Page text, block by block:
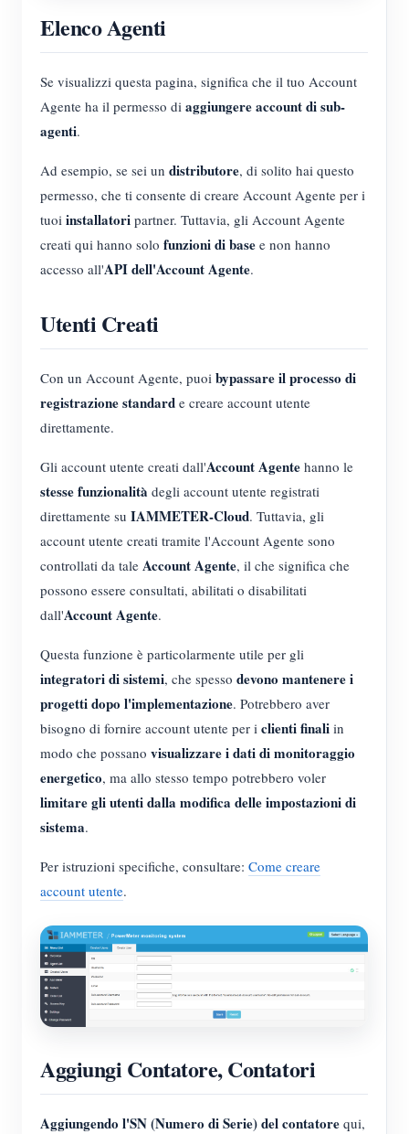
Elenco Agenti
Se visualizzi questa pagina, significa che il tuo Account
Agente ha il permesso di aggiungere account di sub-
agenti.
Ad esempio, se sei un distributore, di solito hai questo
permesso, che ti consente di creare Account Agente per i
tuoi installatori partner. Tuttavia, gli Account Agente
creati qui hanno solo funzioni di base e non hanno
accesso all'API dell'Account Agente.
Utenti Creati
Con un Account Agente, puoi bypassare il processo di
registrazione standard e creare account utente
direttamente.
Gli account utente creati dall'Account Agente hanno le
stesse funzionalità degli account utente registrati
direttamente su IAMMETER-Cloud. Tuttavia, gli
account utente creati tramite l'Account Agente sono
controllati da tale Account Agente, il che significa che
possono essere consultati, abilitati o disabilitati
dall'Account Agente.
Questa funzione è particolarmente utile per gli
integratori di sistemi, che spesso devono mantenere i
progetti dopo l'implementazione. Potrebbero aver
bisogno di fornire account utente per i clienti finali in
modo che possano visualizzare i dati di monitoraggio
energetico, ma allo stesso tempo potrebbero voler
limitare gli utenti dalla modifica delle impostazioni di
sistema.
Per istruzioni specifiche, consultare: Come creare
account utente.
Aggiungi Contatore, Contatori
Aggiungendo l'SN (Numero di Serie) del contatore qui,